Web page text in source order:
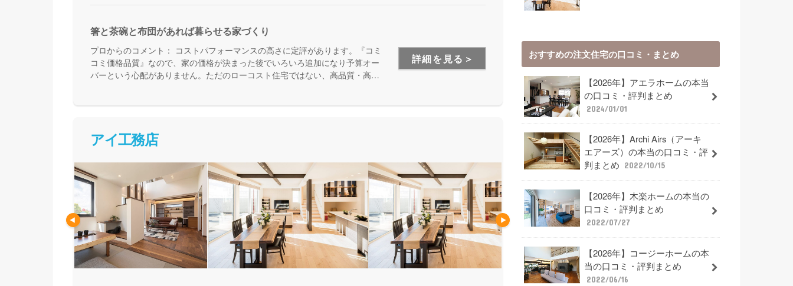
箸と茶碗と布団があれば暮らせる家づくり
プロからのコメント： コストパフォーマンスの高さに定評があります。『コミ
コミ価格品質』なので、家の価格が決まった後でいろいろ追加になり予算オー
バーという心配がありません。ただのローコスト住宅ではない、高品質・高性
詳細を見る＞
アイ工務店
おすすめの注文住宅の口コミ・まとめ
【2026年】アエラホームの本当
の口コミ・評判まとめ
2024/01/01
【2026年】Archi Airs（アーキ
エアーズ）の本当の口コミ・評
判まとめ
2022/10/15
【2026年】木楽ホームの本当の
口コミ・評判まとめ
2022/07/27
【2026年】コージーホームの本
当の口コミ・評判まとめ
2022/06/16